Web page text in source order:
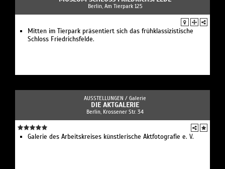
Berlin, Am Tierpark 125
Mitten im Tierpark präsentiert sich das frühklassizistische
Schloss Friedrichsfelde.
AUSSTELLUNGEN / Galerie
DIE AKTGALERIE
Berlin, Krossener Str. 34
Galerie des Arbeitskreises künstlerische Aktfotografie e. V.